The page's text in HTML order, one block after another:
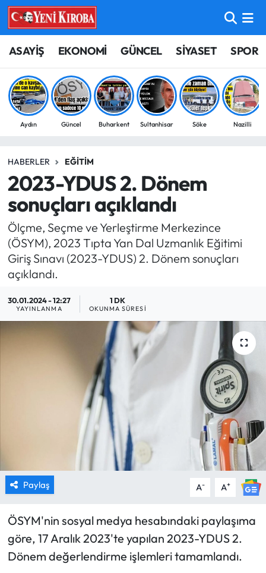
ASAYİŞ EKONOMİ GÜNCEL SİYASET SPOR
Aydın Güncel Buharkent Sultanhisar Söke Nazilli
HABERLER EĞITIM
2023-YDUS 2. Dönem
sonuçları açıklandı
Ölçme, Seçme ve Yerleştirme Merkezince
(ÖSYM), 2023 Tıpta Yan Dal Uzmanlık Eğitimi
Giriş Sınavı (2023-YDUS) 2. Dönem sonuçları
açıklandı.
30.01.2024 - 12:27
YAYINLANMA
1 DK
OKUNMA SÜRESI
Paylaş A- A+
ÖSYM'nin sosyal medya hesabındaki paylaşıma
göre, 17 Aralık 2023'te yapılan 2023-YDUS 2.
Dönem değerlendirme işlemleri tamamlandı.
ASAYİŞ
BİLİM-TEKNOLOJİ
ÇEVRE
EĞİTİM
EKONOMİ
GÜNCEL
GÜNDEM
YAŞAM
HABER İLAN
Aydın Nöbetçi Eczaneler
Aydın Hava Durumu
Aydin Namaz Vakitleri
Süper Lig Puan Durumu ve Fikstür
Tüm Manşetler
Son Dakika Haberleri
Haber Arşivi